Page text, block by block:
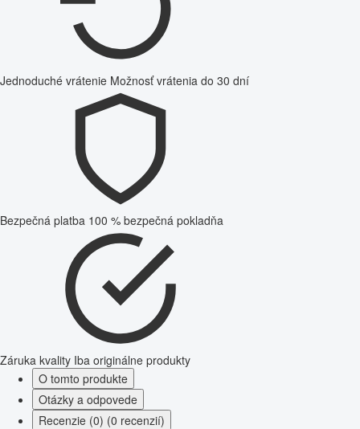
Jednoduché vrátenie Možnosť vrátenia do 30 dní
Bezpečná platba 100 % bezpečná pokladňa
Záruka kvality Iba originálne produkty
O tomto produkte
Otázky a odpovede
Recenzie (0) (0 recenzií)